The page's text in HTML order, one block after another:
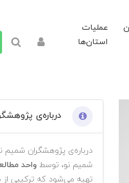
عملیات
استان‌ها
درباره‌ی
درباره‌ی پژوهشگران شمیم
شمیم نو، توسط واحد
تهیه می‌شود که ترکیبی از